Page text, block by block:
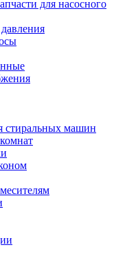
для насосного
стиральных машин